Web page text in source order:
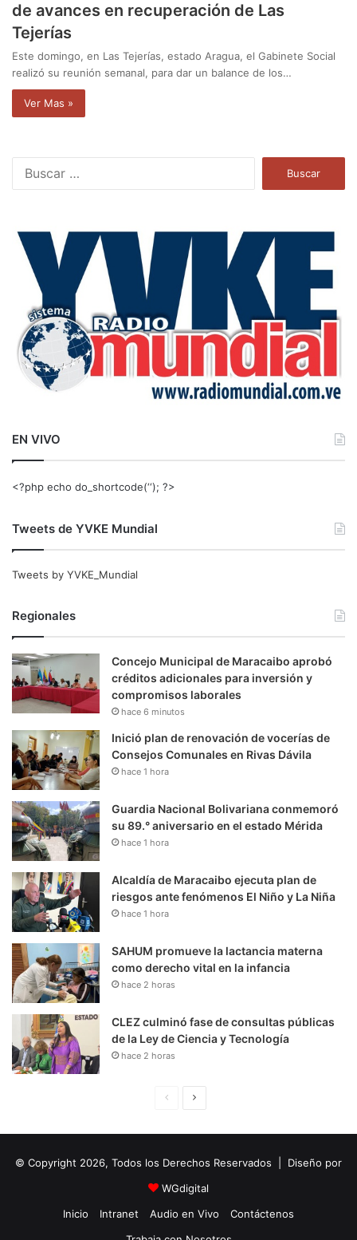
de avances en recuperación de Las
Tejerías
Este domingo, en Las Tejerías, estado Aragua, el Gabinete Social
realizó su reunión semanal, para dar un balance de los…
Ver Mas »
a
EN VIVO
<?php echo do_shortcode(‘‘); ?>
Tweets de YVKE Mundial
Tweets by YVKE_Mundial
Regionales
Concejo Municipal de Maracaibo aprobó
créditos adicionales para inversión y
compromisos laborales
hace 6 minutos
Inició plan de renovación de vocerías de
Consejos Comunales en Rivas Dávila
hace 1 hora
Guardia Nacional Bolivariana conmemoró
su 89.° aniversario en el estado Mérida
hace 1 hora
Alcaldía de Maracaibo ejecuta plan de
riesgos ante fenómenos El Niño y La Niña
hace 1 hora
SAHUM promueve la lactancia materna
como derecho vital en la infancia
hace 2 horas
CLEZ culminó fase de consultas públicas
de la Ley de Ciencia y Tecnología
hace 2 horas
i
n
a
u
i
e
© Copyright 2026, Todos los Derechos Reservados | Diseño por
WGdigital
Inicio
Intranet Audio en Vivo
Contáctenos